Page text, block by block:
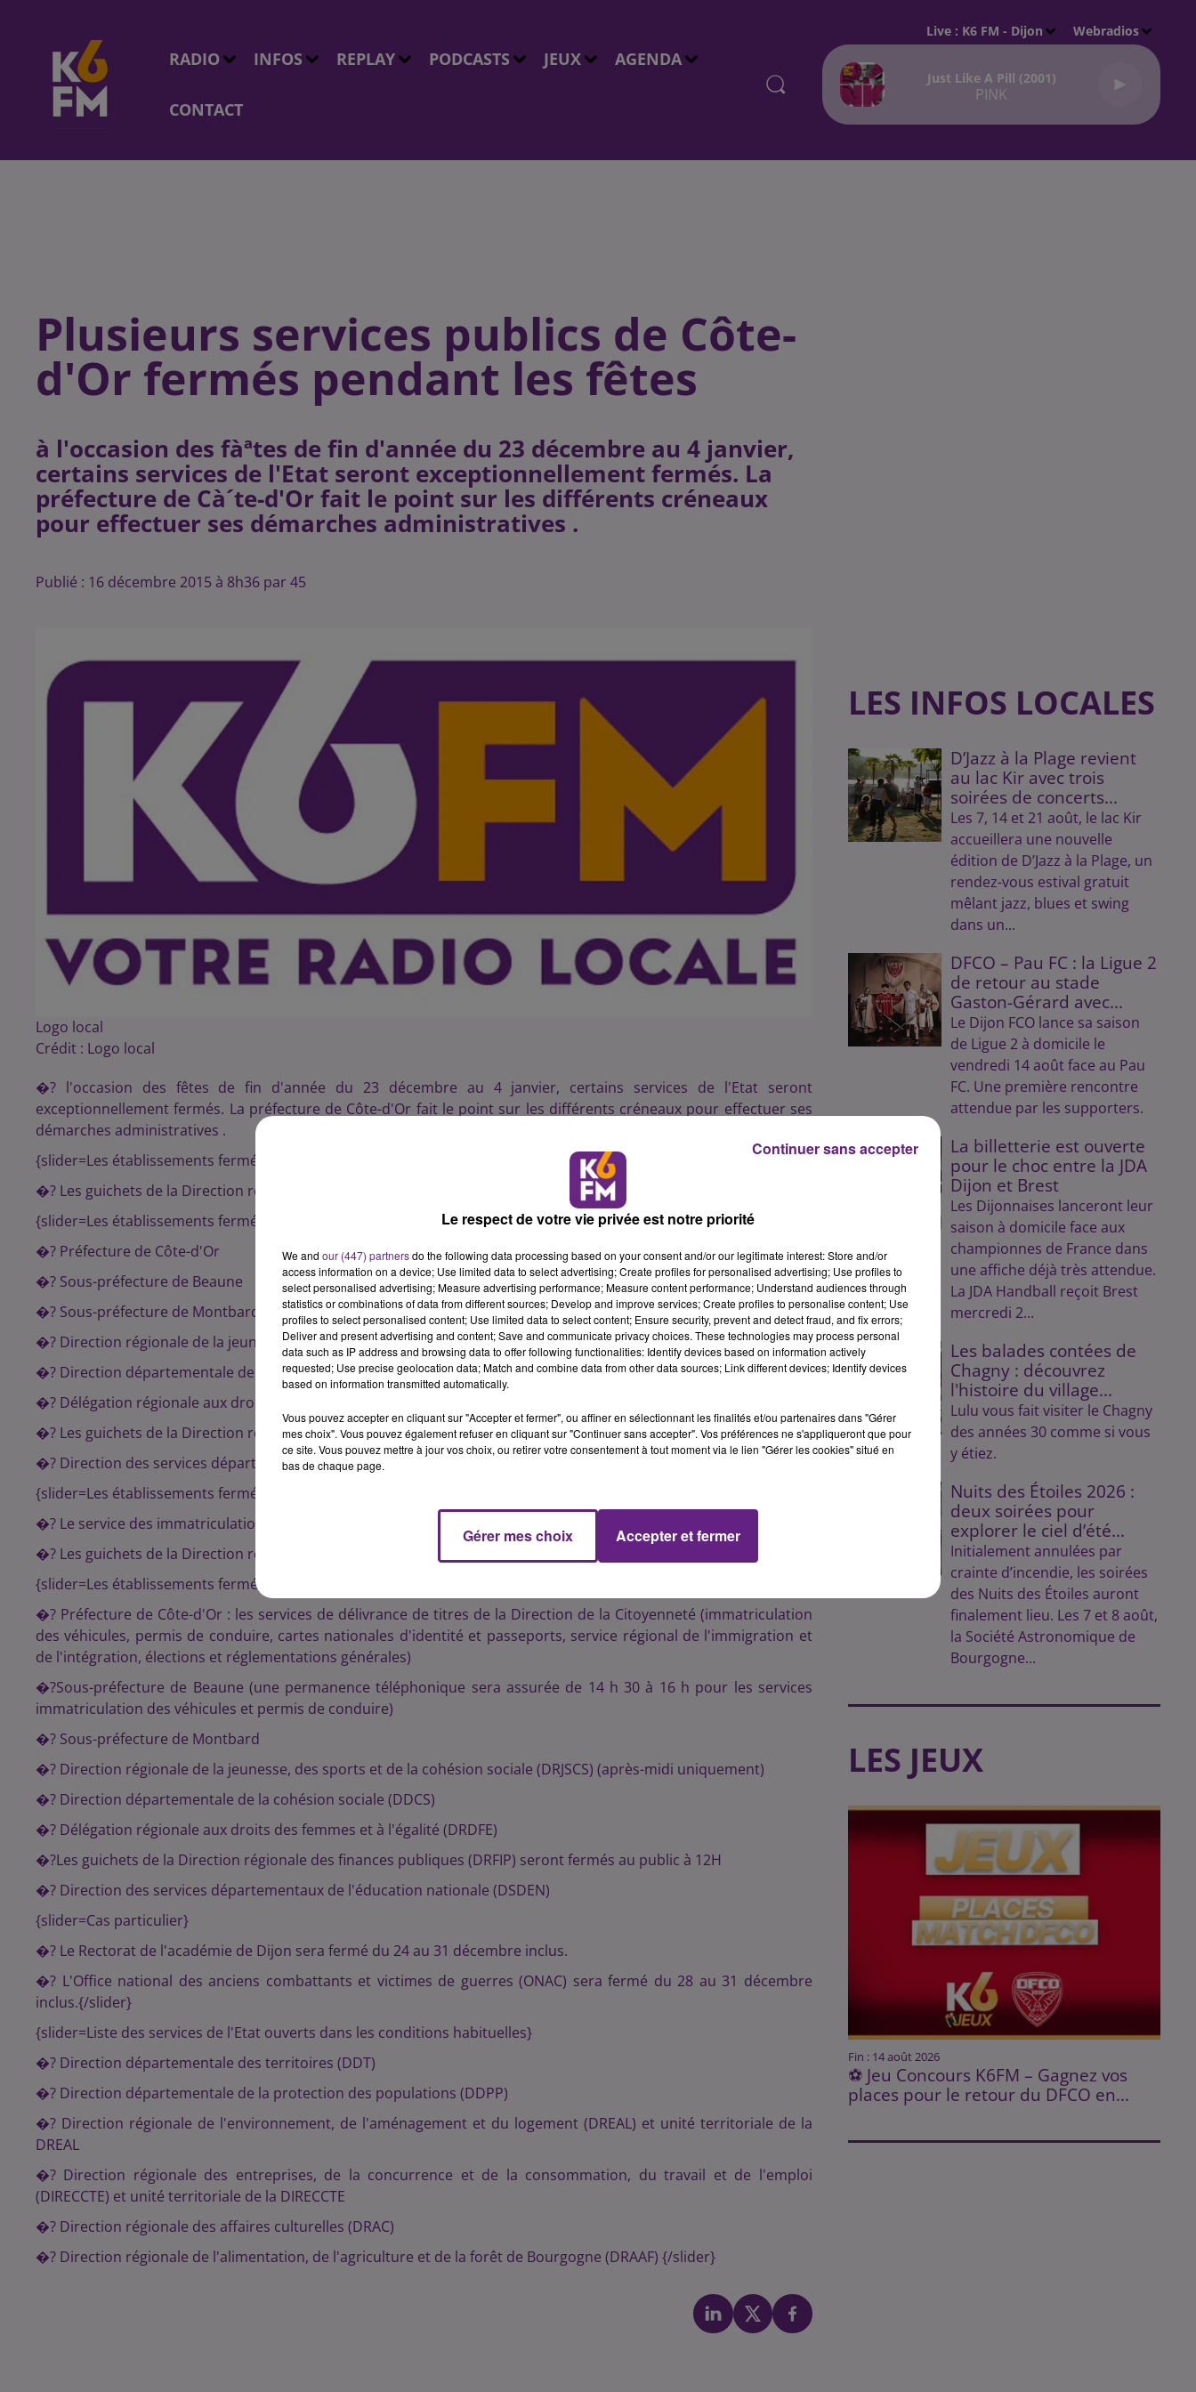
RADIO INFOS REPLAY PODCASTS JEUX AGENDA
CONTACT
Live : K6 FM - Dijon Webradios
Just Like A Pill (2001)
PINK
Plusieurs services publics de Côte-
d'Or fermés pendant les fêtes
à l'occasion des fàªtes de fin d'année du 23 décembre au 4 janvier,
certains services de l'Etat seront exceptionnellement fermés. La
préfecture de Cà´te-d'Or fait le point sur les différents créneaux
Publié : 16 décembre 2015 à 8h36 par 45
Logo local
Crédit : Logo local
�? l'occasion des fêtes de fin d'année du 23 décembre au 4 janvier, certains services de l'Etat seront
exceptionnellement fermés. La préfecture de Côte-d'Or fait le point sur les différents créneaux pour effectuer ses
démarches administratives .
{slider=Les établissements fermés le mercredi 23 décembre 2015}
�? Les guichets de la Direction régionale des finances publiques (DRFIP) {/slider}
{slider=Les établissements fermés le jeudi 24 décembre 2015}
�? Préfecture de Côte-d'Or
�? Sous-préfecture de Beaune
�? Sous-préfecture de Montbard
�? Direction régionale de la jeunesse, des sports et de la cohésion sociale (DRJSCS) (après-midi uniquement)
�? Direction départementale de la cohésion sociale (DDCS)
�? Délégation régionale aux droits des femmes et à l'égalité (DRDFE)
�? Les guichets de la Direction régionale des finances publiques (DRFIP) seront fermés au public à 15H
�? Direction des services départementaux de l'éducation nationale (DSDEN) {/slider}
{slider=Les établissements fermés le mercredi 30 décembre 2015}
�? Le service des immatriculations et la régie de recettes de la Préfecture de Côte-d'Or
�? Les guichets de la Direction régionale des finances publiques (DRFIP) seront fermés au public à 12H {/slider}
{slider=Les établissements fermés le jeudi 31 décembre 2015}
�? Préfecture de Côte-d'Or : les services de délivrance de titres de la Direction de la Citoyenneté (immatriculation
des véhicules, permis de conduire, cartes nationales d'identité et passeports, service régional de l'immigration et
de l'intégration, élections et réglementations générales)
�?Sous-préfecture de Beaune (une permanence téléphonique sera assurée de 14 h 30 à 16 h pour les services
immatriculation des véhicules et permis de conduire)
�? Sous-préfecture de Montbard
�? Direction régionale de la jeunesse, des sports et de la cohésion sociale (DRJSCS) (après-midi uniquement)
�? Direction départementale de la cohésion sociale (DDCS)
�? Délégation régionale aux droits des femmes et à l'égalité (DRDFE)
�?Les guichets de la Direction régionale des finances publiques (DRFIP) seront fermés au public à 12H
�? Direction des services départementaux de l'éducation nationale (DSDEN)
{slider=Cas particulier}
�? Le Rectorat de l'académie de Dijon sera fermé du 24 au 31 décembre inclus.
�? L'Office national des anciens combattants et victimes de guerres (ONAC) sera fermé du 28 au 31 décembre
inclus.{/slider}
{slider=Liste des services de l'Etat ouverts dans les conditions habituelles}
�? Direction départementale des territoires (DDT)
�? Direction départementale de la protection des populations (DDPP)
�? Direction régionale de l'environnement, de l'aménagement et du logement (DREAL) et unité territoriale de la
DREAL
�? Direction régionale des entreprises, de la concurrence et de la consommation, du travail et de l'emploi
(DIRECCTE) et unité territoriale de la DIRECCTE
�? Direction régionale des affaires culturelles (DRAC)
�? Direction régionale de l'alimentation, de l'agriculture et de la forêt de Bourgogne (DRAAF) {/slider}
LES INFOS LOCALES
D’Jazz à la Plage revient
au lac Kir avec trois
soirées de concerts...
Les 7, 14 et 21 août, le lac Kir
accueillera une nouvelle
édition de D’Jazz à la Plage, un
rendez-vous estival gratuit
mêlant jazz, blues et swing
dans un...
DFCO – Pau FC : la Ligue 2
de retour au stade
Gaston-Gérard avec...
Le Dijon FCO lance sa saison
de Ligue 2 à domicile le
vendredi 14 août face au Pau
FC. Une première rencontre
attendue par les supporters.
La billetterie est ouverte
pour le choc entre la JDA
Dijon et Brest
Les Dijonnaises lanceront leur
saison à domicile face aux
championnes de France dans
une affiche déjà très attendue.
La JDA Handball reçoit Brest
mercredi 2...
Les balades contées de
Chagny : découvrez
l'histoire du village...
Lulu vous fait visiter le Chagny
des années 30 comme si vous
y étiez.
Nuits des Étoiles 2026 :
deux soirées pour
explorer le ciel d’été...
Initialement annulées par
crainte d’incendie, les soirées
des Nuits des Étoiles auront
finalement lieu. Les 7 et 8 août,
la Société Astronomique de
Bourgogne...
LES JEUX
Fin : 14 août 2026
⚽ Jeu Concours K6FM – Gagnez vos
places pour le retour du DFCO en...
Le respect de votre vie privée est notre priorité
We and our (447) partnersdo the following data processing based on your consent and/or our legitimate interest: Store and/or
access information on a device; Use limited data to select advertising; Create profiles for personalised advertising; Use profiles to
select personalised advertising; Measure advertising performance; Measure content performance; Understand audiences through
statistics or combinations of data from different sources; Develop and improve services; Create profiles to personalise content; Use
profiles to select personalised content; Use limited data to select content; Ensure security, prevent and detect fraud, and fix errors;
Deliver and present advertising and content; Save and communicate privacy choices. These technologies may process personal
data such as IP address and browsing data to offer following functionalities: Identify devices based on information actively
requested; Use precise geolocation data; Match and combine data from other data sources; Link different devices; Identify devices
based on information transmitted automatically.
Vous pouvez accepter en cliquant sur "Accepter et fermer", ou affiner en sélectionnant les finalités et/ou partenaires dans "Gérer
mes choix". Vous pouvez également refuser en cliquant sur "Continuer sans accepter". Vos préférences ne s'appliqueront que pour
ce site. Vous pouvez mettre à jour vos choix, ou retirer votre consentement à tout moment via le lien "Gérer les cookies" situé en
bas de chaque page.
Gérer mes choix Accepter et fermer
Continuer sans accepter